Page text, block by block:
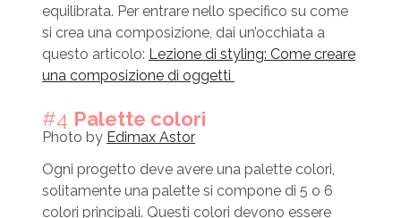
equilibrata. Per entrare nello specifico su come
si crea una composizione, dai un’occhiata a
questo articolo: Lezione di styling: Come creare
una composizione di oggetti
#4 Palette colori
Photo by Edimax Astor
Ogni progetto deve avere una palette colori,
solitamente una palette si compone di 5 o 6
colori principali. Questi colori devono essere